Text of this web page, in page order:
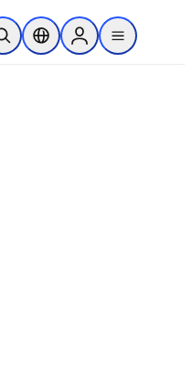
Ouvrir la recherche
Sélecteur de localisation
Sign in to products
menu